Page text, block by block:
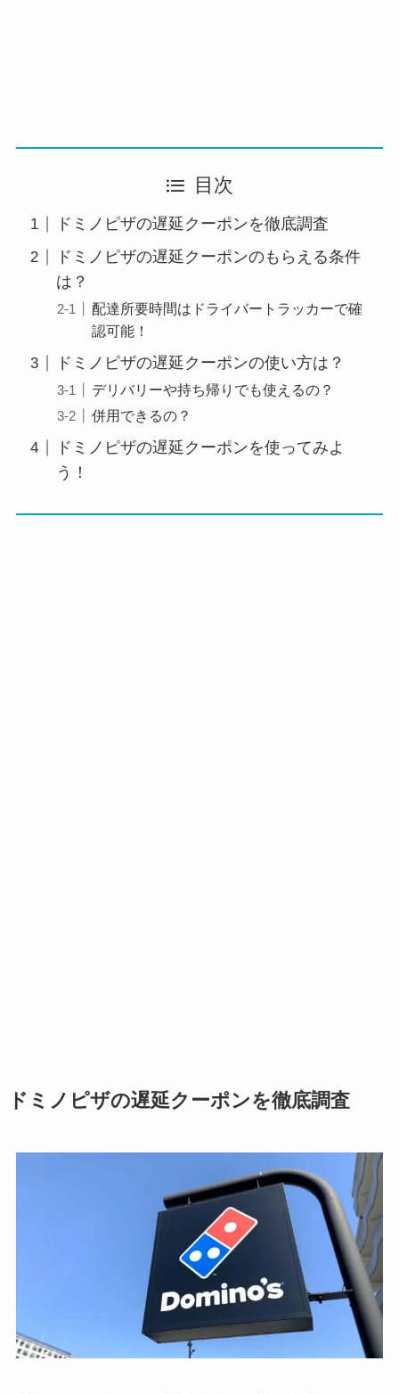
目次
ドミノピザの遅延クーポンを徹底調査
ドミノピザの遅延クーポンのもらえる条件
は？
配達所要時間はドライバートラッカーで確
認可能！
ドミノピザの遅延クーポンの使い方は？
デリバリーや持ち帰りでも使えるの？
併用できるの？
ドミノピザの遅延クーポンを使ってみよ
う！
ドミノピザの遅延クーポンを徹底調査